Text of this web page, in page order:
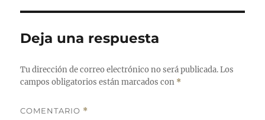
Deja una respuesta
Tu dirección de correo electrónico no será publicada. Los
campos obligatorios están marcados con *
COMENTARIO *